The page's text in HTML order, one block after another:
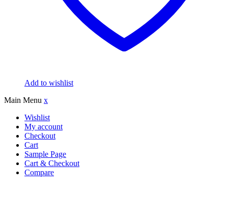
Add to wishlist
Main Menu x
Wishlist
My account
Checkout
Cart
Sample Page
Cart & Checkout
Compare